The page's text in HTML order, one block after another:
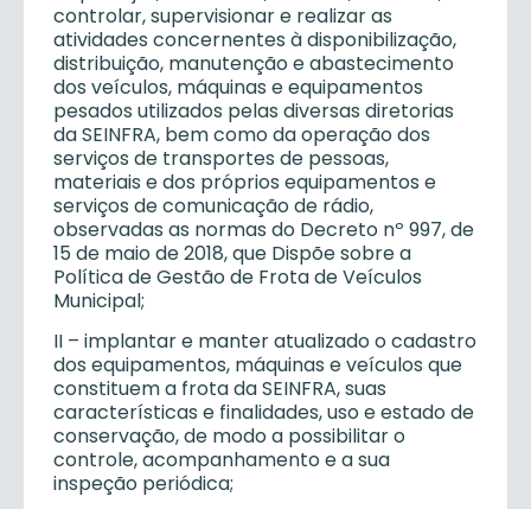
controlar, supervisionar e realizar as
atividades concernentes à disponibilização,
distribuição, manutenção e abastecimento
dos veículos, máquinas e equipamentos
pesados utilizados pelas diversas diretorias
da SEINFRA, bem como da operação dos
serviços de transportes de pessoas,
materiais e dos próprios equipamentos e
serviços de comunicação de rádio,
observadas as normas do Decreto nº 997, de
15 de maio de 2018, que Dispõe sobre a
Política de Gestão de Frota de Veículos
Municipal;
II – implantar e manter atualizado o cadastro
dos equipamentos, máquinas e veículos que
constituem a frota da SEINFRA, suas
características e finalidades, uso e estado de
conservação, de modo a possibilitar o
controle, acompanhamento e a sua
inspeção periódica;